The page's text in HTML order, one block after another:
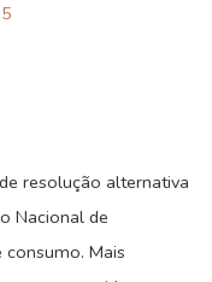
resolução alternativa
Nacional de
Mais